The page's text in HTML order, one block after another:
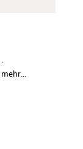
·
mehr...